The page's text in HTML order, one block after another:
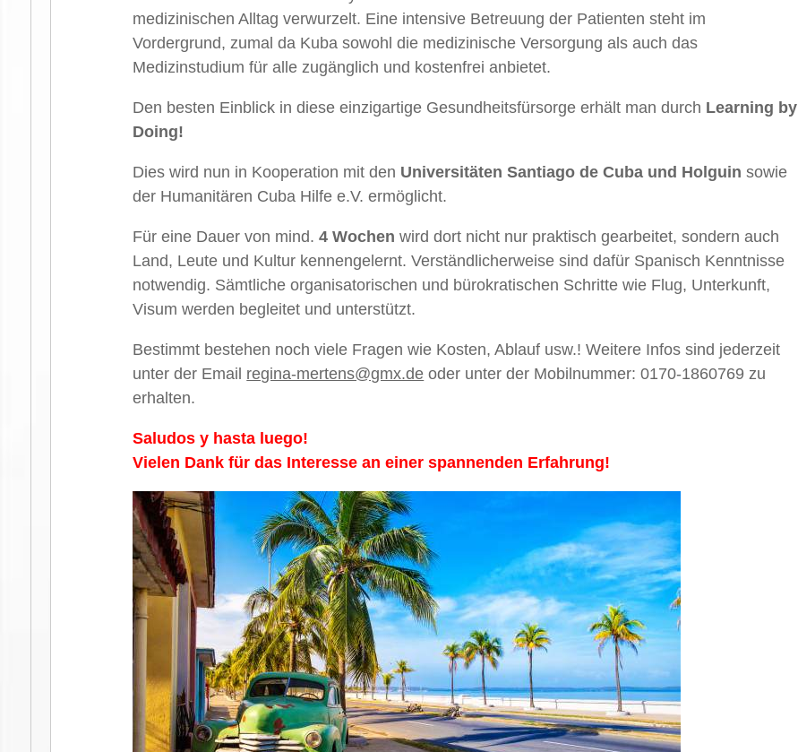
medizinischen Alltag verwurzelt. Eine intensive Betreuung der Patienten steht im
Vordergrund, zumal da Kuba sowohl die medizinische Versorgung als auch das
Medizinstudium für alle zugänglich und kostenfrei anbietet.
Den besten Einblick in diese einzigartige Gesundheitsfürsorge erhält man durch Learning by
Doing!
Dies wird nun in Kooperation mit den Universitäten Santiago de Cuba und Holguin sowie
der Humanitären Cuba Hilfe e.V. ermöglicht.
Für eine Dauer von mind.4 Wochen wird dort nicht nur praktisch gearbeitet, sondern auch
Land, Leute und Kultur kennengelernt. Verständlicherweise sind dafür Spanisch Kenntnisse
notwendig. Sämtliche organisatorischen und bürokratischen Schritte wie Flug, Unterkunft,
Visum werden begleitet und unterstützt.
Bestimmt bestehen noch viele Fragen wie Kosten, Ablauf usw.! Weitere Infos sind jederzeit
unter der Email regina-mertens@gmx.de oder unter der Mobilnummer: 0170-1860769 zu
erhalten.
Saludos y hasta luego!
Vielen Dank für das Interesse an einer spannenden Erfahrung!